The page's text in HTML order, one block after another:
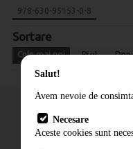
978-630-95153-0-8
Sortare
Cele mai noi Pret
Salut!
Avem nevoie de
Necesare
Aceste cookies sunt